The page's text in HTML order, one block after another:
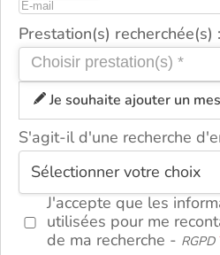
Prestation(s) recherchée(s) :
Je souhaite ajouter un
S'agit-il d'une recherche
J'accepte que les
utilisées pour me
de ma recherche - RGPD
ou